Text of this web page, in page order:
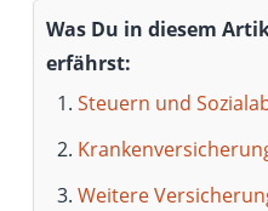
Was Du in diesem
erfährst:
Steuern und
Weitere